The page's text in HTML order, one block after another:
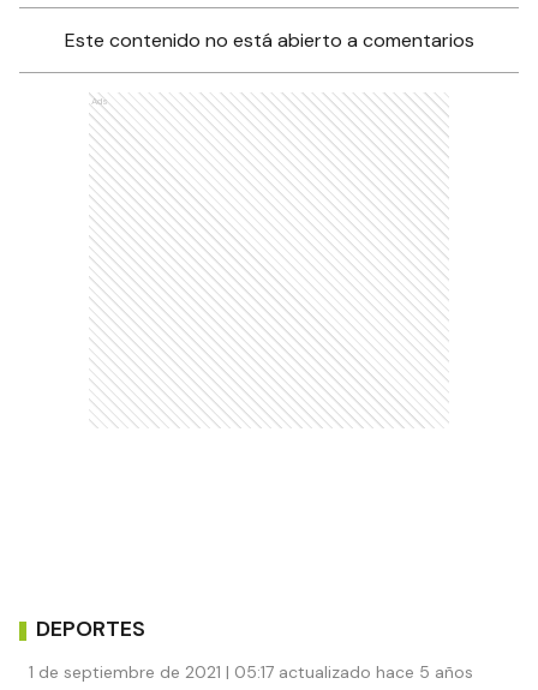
Este contenido no está abierto a comentarios
Ads
DEPORTES
1 de septiembre de 2021 | 05:17 actualizado hace 5 años